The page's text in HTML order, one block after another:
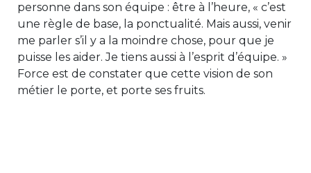
personne dans son équipe : être à l’heure, « c’est
une règle de base, la ponctualité. Mais aussi, venir
me parler s’il y a la moindre chose, pour que je
puisse les aider. Je tiens aussi à l’esprit d’équipe. »
Force est de constater que cette vision de son
métier le porte, et porte ses fruits.